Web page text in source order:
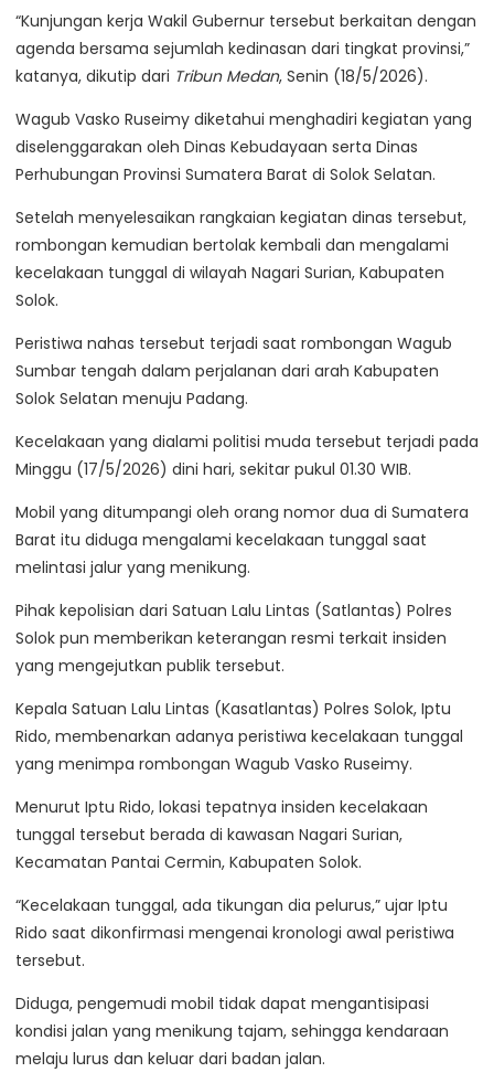
“Kunjungan kerja Wakil Gubernur tersebut berkaitan dengan
agenda bersama sejumlah kedinasan dari tingkat provinsi,”
katanya, dikutip dari Tribun Medan, Senin (18/5/2026).
Wagub Vasko Ruseimy diketahui menghadiri kegiatan yang
diselenggarakan oleh Dinas Kebudayaan serta Dinas
Perhubungan Provinsi Sumatera Barat di Solok Selatan.
Setelah menyelesaikan rangkaian kegiatan dinas tersebut,
rombongan kemudian bertolak kembali dan mengalami
kecelakaan tunggal di wilayah Nagari Surian, Kabupaten
Solok.
Peristiwa nahas tersebut terjadi saat rombongan Wagub
Sumbar tengah dalam perjalanan dari arah Kabupaten
Solok Selatan menuju Padang.
Kecelakaan yang dialami politisi muda tersebut terjadi pada
Minggu (17/5/2026) dini hari, sekitar pukul 01.30 WIB.
Mobil yang ditumpangi oleh orang nomor dua di Sumatera
Barat itu diduga mengalami kecelakaan tunggal saat
melintasi jalur yang menikung.
Pihak kepolisian dari Satuan Lalu Lintas (Satlantas) Polres
Solok pun memberikan keterangan resmi terkait insiden
yang mengejutkan publik tersebut.
Kepala Satuan Lalu Lintas (Kasatlantas) Polres Solok, Iptu
Rido, membenarkan adanya peristiwa kecelakaan tunggal
yang menimpa rombongan Wagub Vasko Ruseimy.
Menurut Iptu Rido, lokasi tepatnya insiden kecelakaan
tunggal tersebut berada di kawasan Nagari Surian,
Kecamatan Pantai Cermin, Kabupaten Solok.
“Kecelakaan tunggal, ada tikungan dia pelurus,” ujar Iptu
Rido saat dikonfirmasi mengenai kronologi awal peristiwa
tersebut.
Diduga, pengemudi mobil tidak dapat mengantisipasi
kondisi jalan yang menikung tajam, sehingga kendaraan
melaju lurus dan keluar dari badan jalan.